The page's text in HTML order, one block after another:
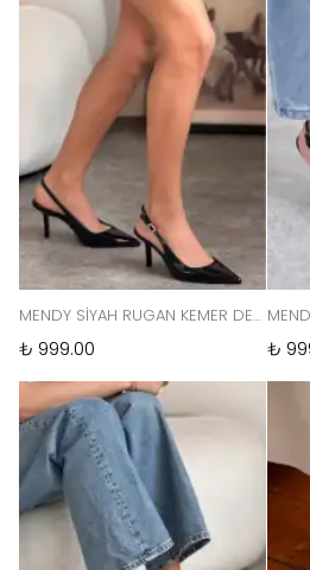
MENDY SİYAH RUGAN KEMER DETAY SİVRİ BURUN KADIN TOPUKLU AYAKKABI
₺ 999.00 ₺